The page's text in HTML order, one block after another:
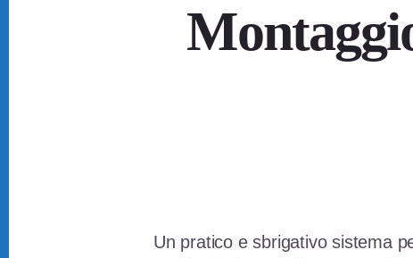
Un pratico e sbrigativo sistema